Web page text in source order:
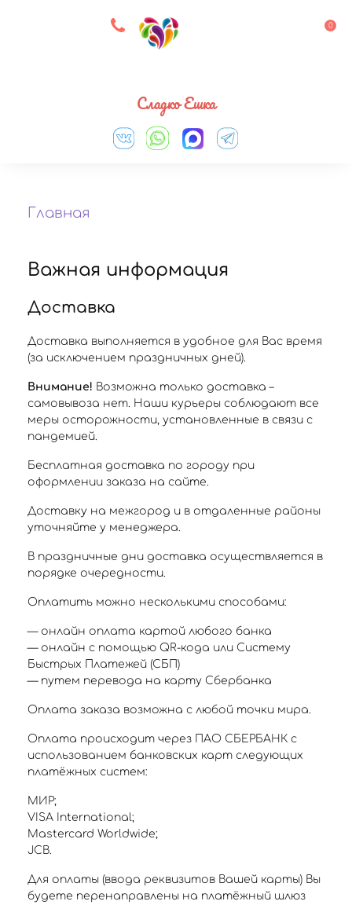
8 927 083 33 05 0
Сладко Ешка
Главная
Важная информация
Доставка
Доставка выполняется в удобное для Вас время
(за исключением праздничных дней).
Внимание! Возможна только доставка –
самовывоза нет. Наши курьеры соблюдают все
меры осторожности, установленные в связи с
пандемией.
Бесплатная доставка по городу при
оформлении заказа на сайте.
Доставку на межгород и в отдаленные районы
уточняйте у менеджера.
В праздничные дни доставка осуществляется в
порядке очередности.
Оплатить можно несколькими способами:
— онлайн оплата картой любого банка
— онлайн с помощью QR-кода или Систему
Быстрых Платежей (СБП)
— путем перевода на карту Сбербанка
Оплата заказа возможна с любой точки мира.
Оплата происходит через ПАО СБЕРБАНК с
использованием банковских карт следующих
платёжных систем:
МИР;
VISA International;
Mastercard Worldwide;
JCB.
Для оплаты (ввода реквизитов Вашей карты) Вы
будете перенаправлены на платёжный шлюз